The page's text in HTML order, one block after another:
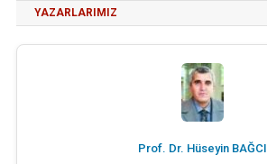
YAZARLARIMIZ
Prof. Dr. Hüseyin BAĞCI